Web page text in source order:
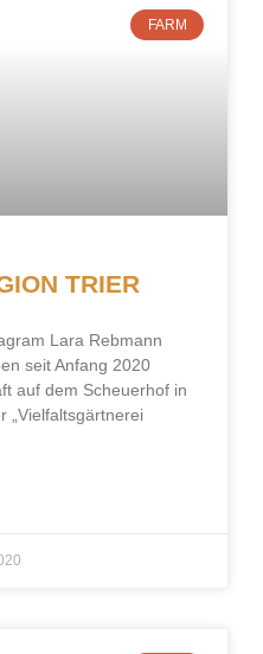
FARM
TRIER
Lara Rebmann
seit Anfang 2020
auf dem Scheuerhof in
„Vielfaltsgärtnerei